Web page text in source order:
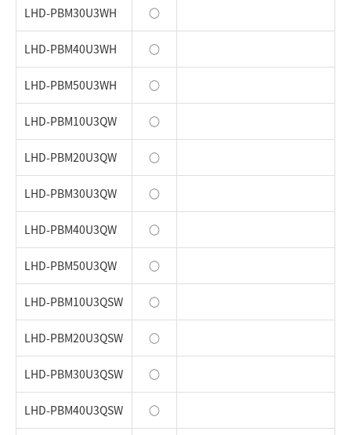
LHD-PBM30U3WH ○
LHD-PBM40U3WH ○
LHD-PBM50U3WH ○
LHD-PBM10U3QW ○
LHD-PBM20U3QW ○
LHD-PBM30U3QW ○
LHD-PBM40U3QW ○
LHD-PBM50U3QW ○
LHD-PBM10U3QSW ○
LHD-PBM20U3QSW ○
LHD-PBM30U3QSW ○
LHD-PBM40U3QSW ○